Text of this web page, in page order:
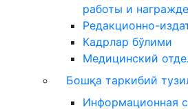
работы и
Редакционно-
Кадрлар бўлими
Медицинский
Бошқа таркибий
Информационная